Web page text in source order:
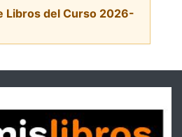
Libros del Curso 2026-